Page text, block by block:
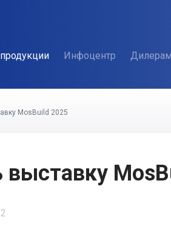
Инфоцентр Дилерам
MosBuild 2025